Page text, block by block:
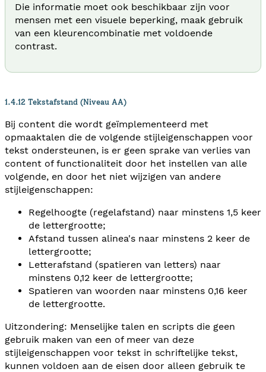
Die informatie moet ook beschikbaar zijn voor
mensen met een visuele beperking, maak gebruik
van een kleurencombinatie met voldoende
contrast.
1.4.12 Tekstafstand (Niveau AA)
Bij content die wordt geïmplementeerd met
opmaaktalen die de volgende stijleigenschappen voor
tekst ondersteunen, is er geen sprake van verlies van
content of functionaliteit door het instellen van alle
volgende, en door het niet wijzigen van andere
stijleigenschappen:
Regelhoogte (regelafstand) naar minstens 1,5 keer
de lettergrootte;
Afstand tussen alinea's naar minstens 2 keer de
lettergrootte;
Letterafstand (spatieren van letters) naar
minstens 0,12 keer de lettergrootte;
Spatieren van woorden naar minstens 0,16 keer
de lettergrootte.
Uitzondering: Menselijke talen en scripts die geen
gebruik maken van een of meer van deze
stijleigenschappen voor tekst in schriftelijke tekst,
kunnen voldoen aan de eisen door alleen gebruik te